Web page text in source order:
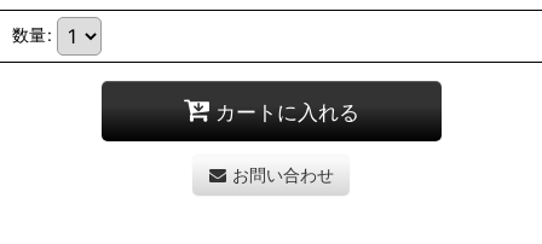
数量:
カートに入れる
お問い合わせ